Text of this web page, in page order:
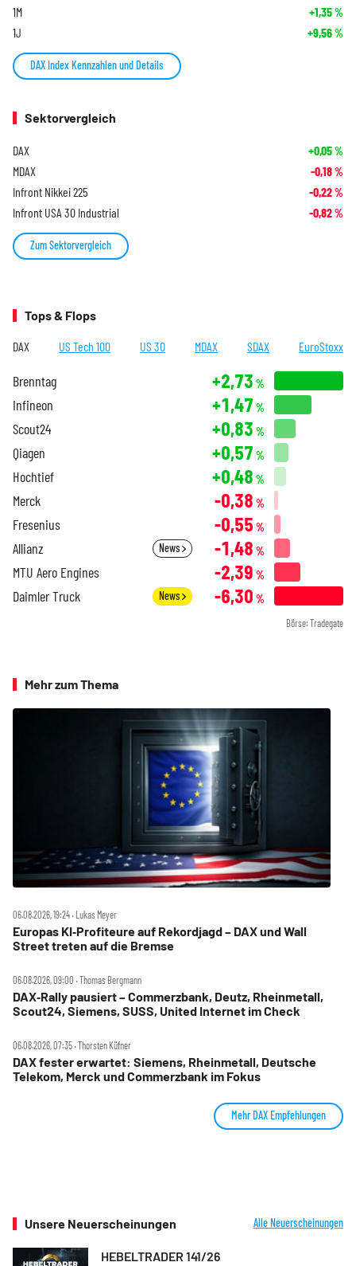
1M +1,35%
1J +9,56%
DAX Index Kennzahlen und Details
Sektorvergleich
DAX +0,05%
MDAX -0,18%
Infront Nikkei 225 -0,22%
Infront USA 30 Industrial -0,82%
Zum Sektorvergleich
Tops & Flops
DAX US Tech 100 US 30 MDAX SDAX EuroStoxx
Brenntag +2,73 %
Infineon +1,47 %
Scout24 +0,83 %
Qiagen +0,57 %
Hochtief +0,48 %
Merck -0,38 %
Fresenius -0,55 %
Allianz News -1,48 %
MTU Aero Engines -2,39 %
Daimler Truck News -6,30 %
Börse: Tradegate
Mehr zum Thema
06.08.2026, 19:24 ‧ Lukas Meyer
Europas KI‑Profiteure auf Rekordjagd – DAX und Wall
Street treten auf die Bremse
06.08.2026, 09:00 ‧ Thomas Bergmann
DAX‑Rally pausiert – Commerzbank, Deutz, Rheinmetall,
Scout24, Siemens, SUSS, United Internet im Check
06.08.2026, 07:35 ‧ Thorsten Küfner
DAX fester erwartet: Siemens, Rheinmetall, Deutsche
Telekom, Merck und Commerzbank im Fokus
Mehr DAX Empfehlungen
Unsere Neuerscheinungen Alle Neuerscheinungen
HEBELTRADER 141/26